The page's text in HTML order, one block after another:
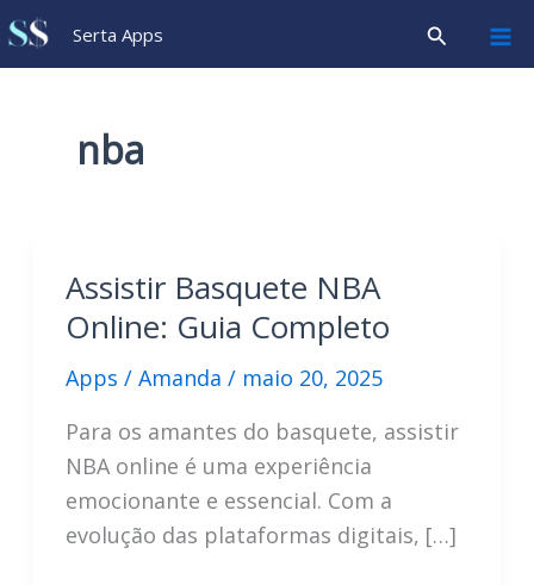
Ir
para
Serta Apps Pesquisar
nba
Assistir Basquete NBA
Online: Guia Completo
Apps / Amanda / maio 20, 2025
Para os amantes do basquete, assistir
NBA online é uma experiência
emocionante e essencial. Com a
evolução das plataformas digitais, […]